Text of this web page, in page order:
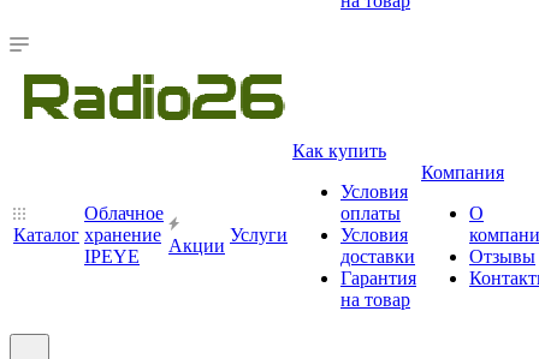
Каталог
Облачное
хранение
IPEYE
Акции
Услуги
Как купить
Условия
оплаты
Условия
доставки
Гарантия
на товар
Компания
О
Отзывы